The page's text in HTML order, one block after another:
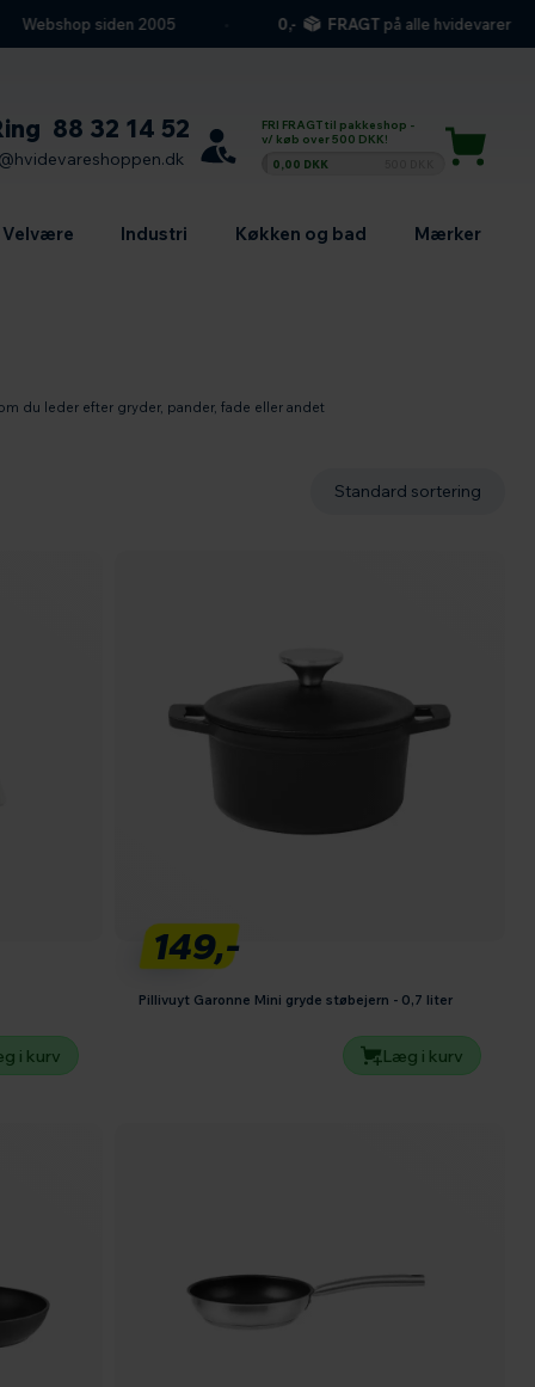
Webshop siden 2005 FRAGTpå alle hvidevarer
88 32 14 52
FRI FRAGT til pakkeshop -
v/ køb over 500 DKK!
0,00 DKK
Velvære Industri Køkken og bad Mærker
du leder efter gryder, pander, fade eller andet
i kurv
149,-
Pillivuyt Garonne Mini gryde støbejern - 0,7 liter
Læg i kurv